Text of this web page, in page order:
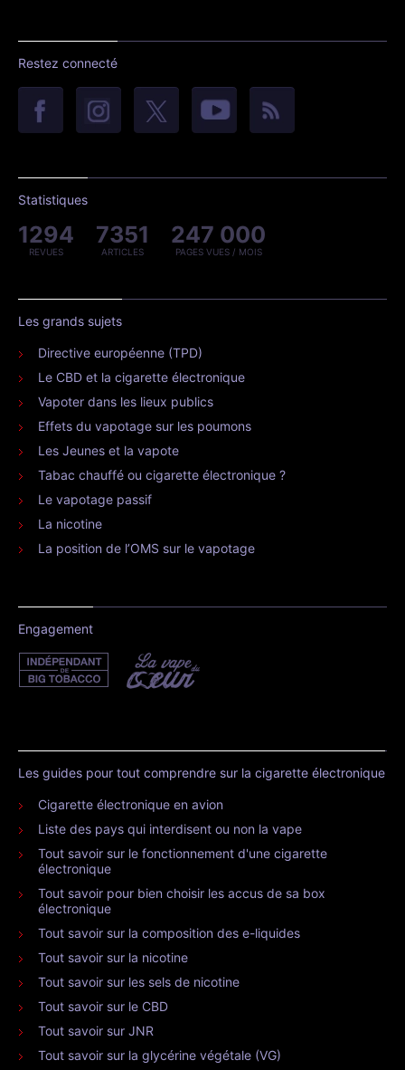
Restez connecté
Statistiques
1294
REVUES
7351
ARTICLES
247 000
PAGES VUES / MOIS
Les grands sujets
Directive européenne (TPD)
Le CBD et la cigarette électronique
Vapoter dans les lieux publics
Effets du vapotage sur les poumons
Les Jeunes et la vapote
Tabac chauffé ou cigarette électronique ?
Le vapotage passif
La nicotine
La position de l’OMS sur le vapotage
Engagement
Les guides pour tout comprendre sur la cigarette électronique
Cigarette électronique en avion
Liste des pays qui interdisent ou non la vape
Tout savoir sur le fonctionnement d'une cigarette
électronique
Tout savoir pour bien choisir les accus de sa box
électronique
Tout savoir sur la composition des e-liquides
Tout savoir sur la nicotine
Tout savoir sur les sels de nicotine
Tout savoir sur le CBD
Tout savoir sur JNR
Tout savoir sur la glycérine végétale (VG)